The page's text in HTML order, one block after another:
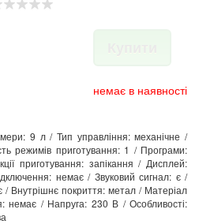
немає в наявності
9 л / Тип управління: механічне /
режимів приготування: 1 / Програми:
приготування: запікання / Дисплей:
немає / Звуковий сигнал: є /
/ Внутрішнє покриття: метал / Матеріал
немає / Напруга: 230 В / Особливості: